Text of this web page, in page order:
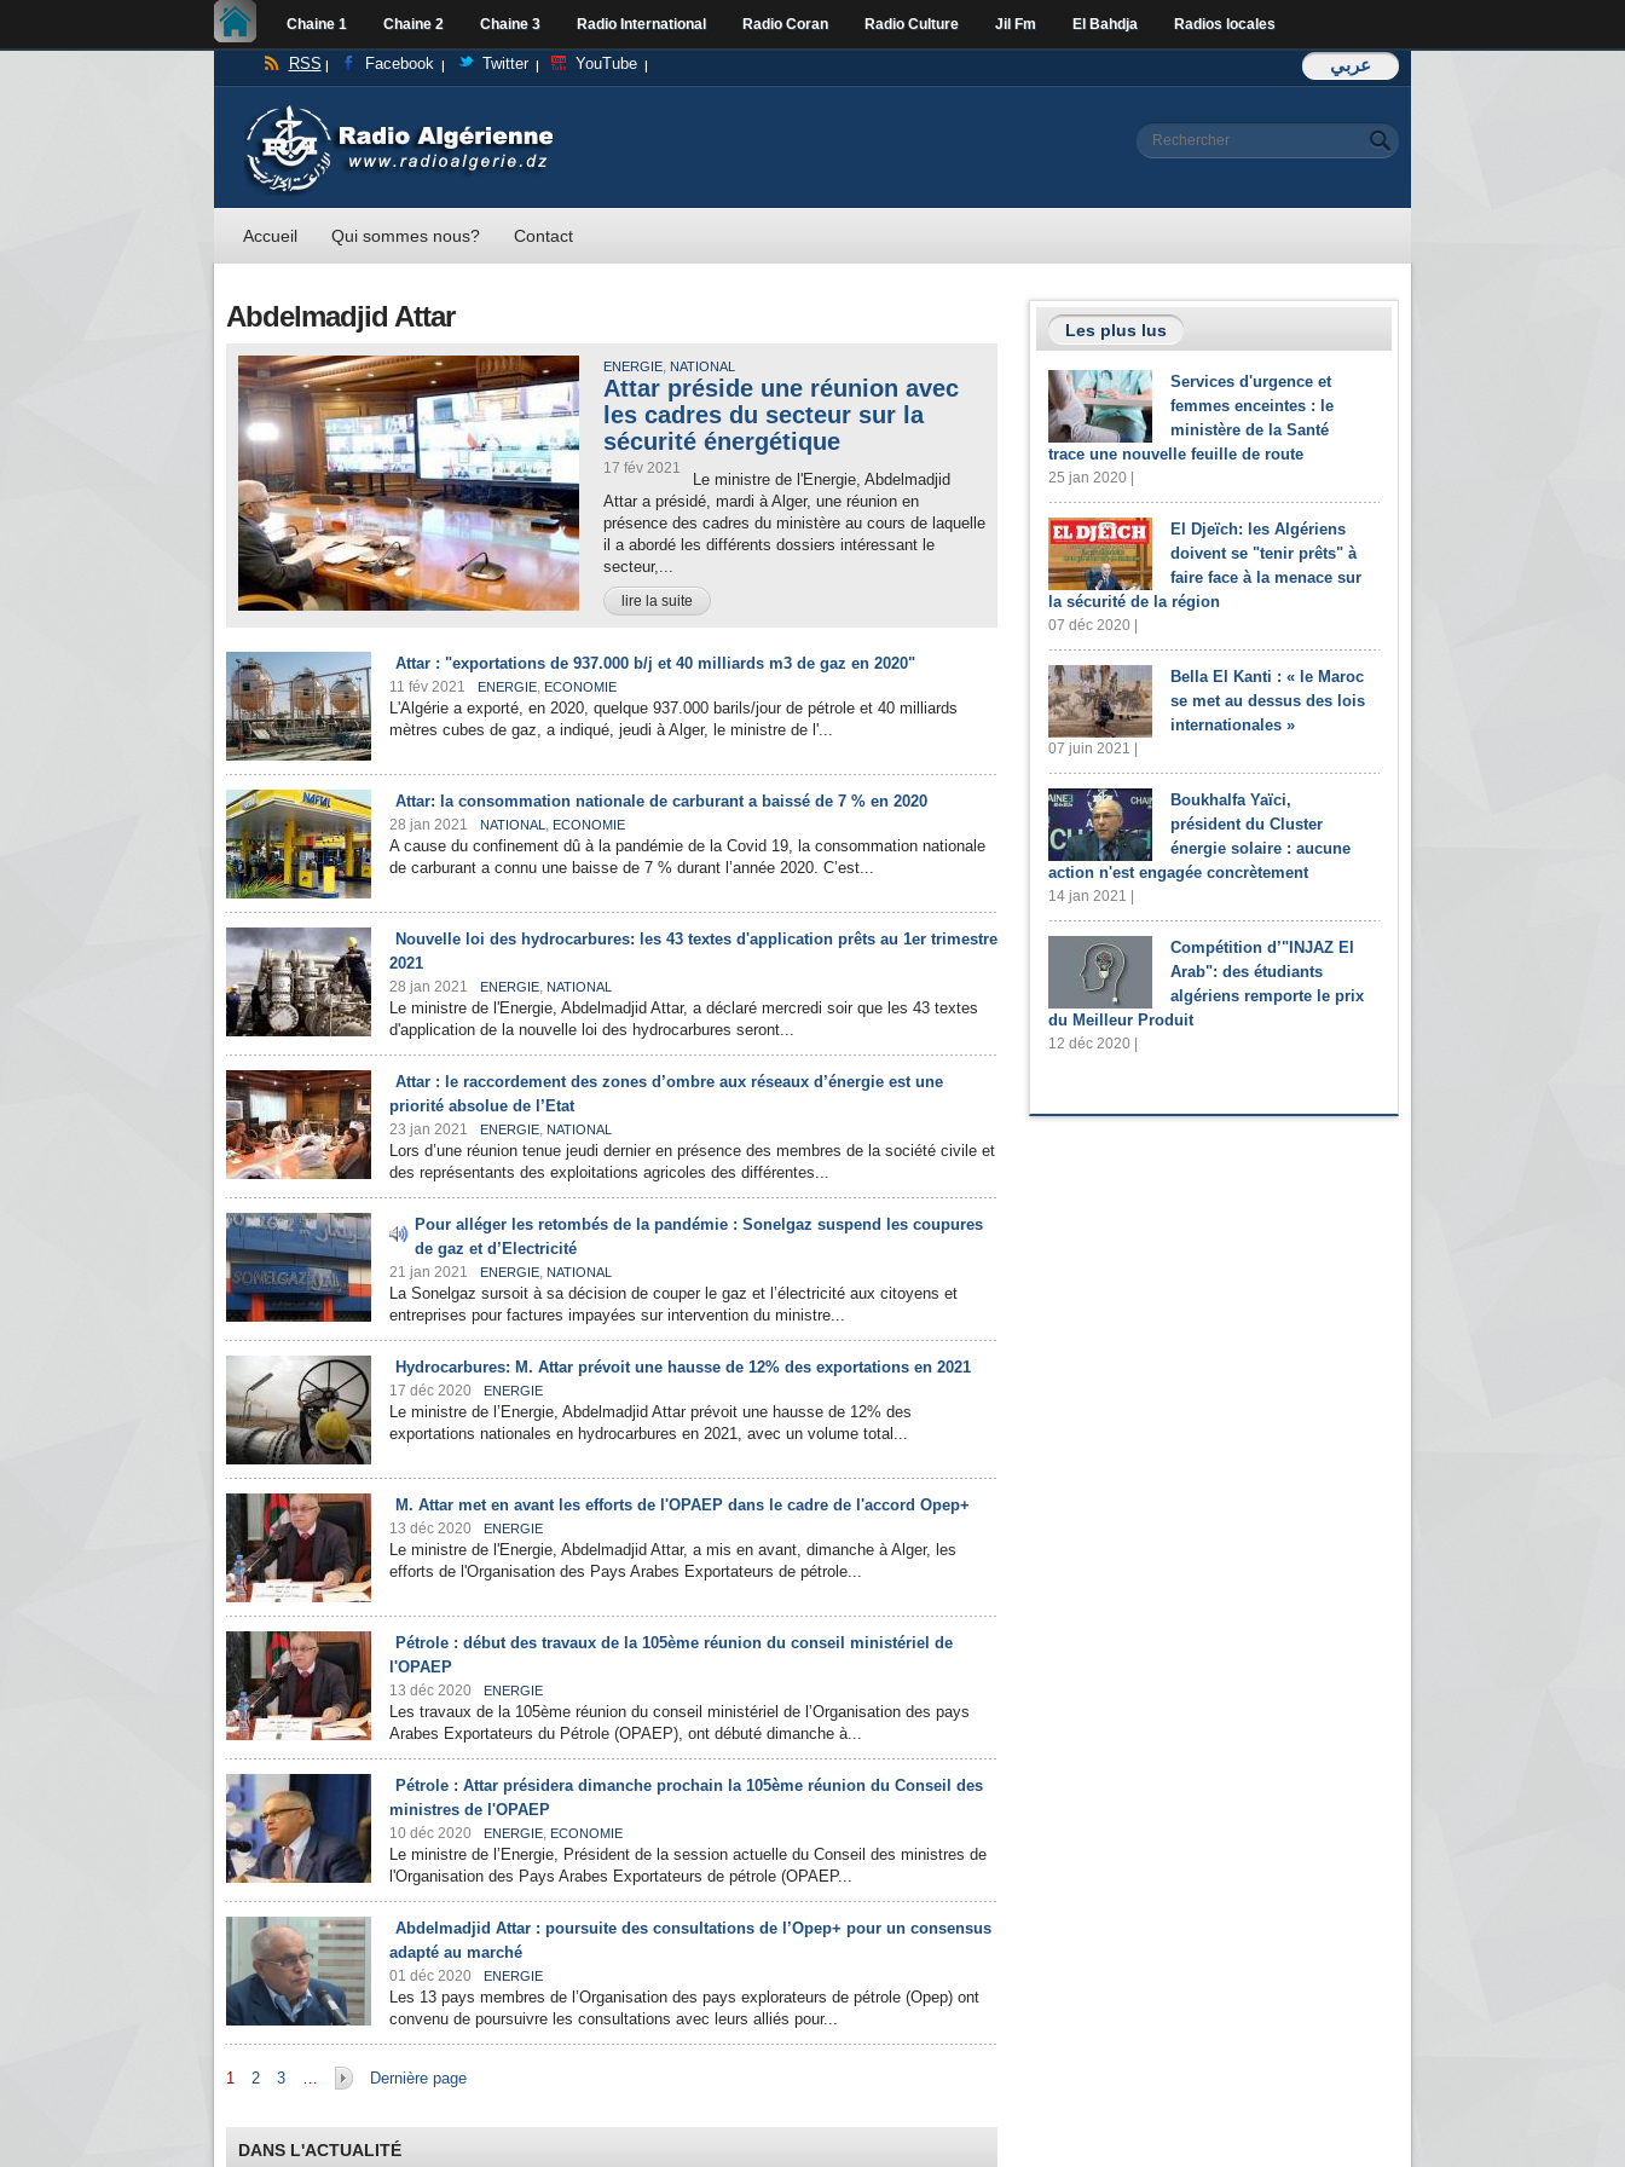
Chaine 1 Chaine 2 Chaine 3 Radio International Radio Coran Radio Culture Jil Fm El Bahdja Radios locales
عربي RSS Facebook Twitter YouTube
Formulaire de
Rechercher
Accueil Qui sommes nous? Contact
Abdelmadjid Attar
ENERGIE, NATIONAL
Attar préside une réunion avec
les cadres du secteur sur la
sécurité énergétique
17 fév 2021
Le ministre de l'Energie, Abdelmadjid
Attar a présidé, mardi à Alger, une réunion en
présence des cadres du ministère au cours de laquelle
il a abordé les différents dossiers intéressant le
secteur,...
lire la suite
Attar : "exportations de 937.000 b/j et 40 milliards m3 de gaz en 2020"
11 fév 2021 ENERGIE, ECONOMIE
L'Algérie a exporté, en 2020, quelque 937.000 barils/jour de pétrole et 40 milliards
mètres cubes de gaz, a indiqué, jeudi à Alger, le ministre de l'...
Attar: la consommation nationale de carburant a baissé de 7 % en 2020
28 jan 2021 NATIONAL , ECONOMIE
A cause du confinement dû à la pandémie de la Covid 19, la consommation nationale
de carburant a connu une baisse de 7 % durant l’année 2020. C’est...
Nouvelle loi des hydrocarbures: les 43 textes d'application prêts au 1er trimestre
2021
28 jan 2021 ENERGIE, NATIONAL
Le ministre de l'Energie, Abdelmadjid Attar, a déclaré mercredi soir que les 43 textes
d'application de la nouvelle loi des hydrocarbures seront...
Attar : le raccordement des zones d’ombre aux réseaux d’énergie est une
priorité absolue de l’Etat
23 jan 2021 ENERGIE, NATIONAL
Lors d’une réunion tenue jeudi dernier en présence des membres de la société civile et
des représentants des exploitations agricoles des différentes...
Pour alléger les retombés de la pandémie : Sonelgaz suspend les coupures
de gaz et d’Electricité
21 jan 2021 ENERGIE, NATIONAL
La Sonelgaz sursoit à sa décision de couper le gaz et l’électricité aux citoyens et
entreprises pour factures impayées sur intervention du ministre...
Hydrocarbures: M. Attar prévoit une hausse de 12% des exportations en 2021
17 déc 2020 ENERGIE
Le ministre de l’Energie, Abdelmadjid Attar prévoit une hausse de 12% des
exportations nationales en hydrocarbures en 2021, avec un volume total...
M. Attar met en avant les efforts de l'OPAEP dans le cadre de l'accord Opep+
13 déc 2020 ENERGIE
Le ministre de l'Energie, Abdelmadjid Attar, a mis en avant, dimanche à Alger, les
efforts de l'Organisation des Pays Arabes Exportateurs de pétrole...
Pétrole : début des travaux de la 105ème réunion du conseil ministériel de
l'OPAEP
13 déc 2020 ENERGIE
Les travaux de la 105ème réunion du conseil ministériel de l’Organisation des pays
Arabes Exportateurs du Pétrole (OPAEP), ont débuté dimanche à...
Pétrole : Attar présidera dimanche prochain la 105ème réunion du Conseil des
ministres de l'OPAEP
10 déc 2020 ENERGIE, ECONOMIE
Le ministre de l’Energie, Président de la session actuelle du Conseil des ministres de
l'Organisation des Pays Arabes Exportateurs de pétrole (OPAEP...
Abdelmadjid Attar : poursuite des consultations de l’Opep+ pour un consensus
adapté au marché
01 déc 2020 ENERGIE
Les 13 pays membres de l’Organisation des pays explorateurs de pétrole (Opep) ont
convenu de poursuivre les consultations avec leurs alliés pour...
Pages
1 2 3 … Dernière page
DANS L'ACTUALITÉ
Les plus lus
Services d'urgence et
femmes enceintes : le
ministère de la Santé
trace une nouvelle feuille de route
25 jan 2020 |
El Djeïch: les Algériens
doivent se "tenir prêts" à
faire face à la menace sur
la sécurité de la région
07 déc 2020 |
Bella El Kanti : « le Maroc
se met au dessus des lois
internationales »
07 juin 2021 |
Boukhalfa Yaïci,
président du Cluster
énergie solaire : aucune
action n'est engagée concrètement
14 jan 2021 |
Compétition d’"INJAZ El
Arab": des étudiants
algériens remporte le prix
du Meilleur Produit
12 déc 2020 |